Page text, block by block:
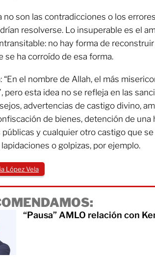
no son las contradicciones o los
resolverse. Lo insuperable es el
no hay forma de
se ha corroído de esa forma.
“En el nombre de Allah, el más
pero esta idea no se refleja en las
advertencias de castigo divino,
de bienes, detención de una
públicas y cualquier otro castigo que
lapidaciones o golpizas, por ejemplo.
López Vela
“Pausa” AMLO relación con